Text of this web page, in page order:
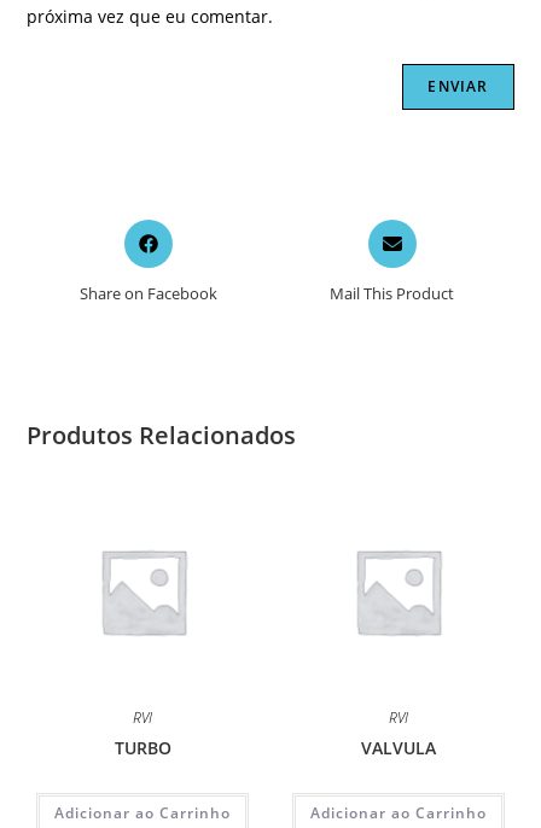
próxima vez que eu comentar.
Opens
in
new
Share on Facebook
Opens
in
a
new
Mail This Product
Produtos Relacionados
RVI
TURBO
Adicionar ao Carrinho
RVI
VALVULA
Adicionar ao Carrinho